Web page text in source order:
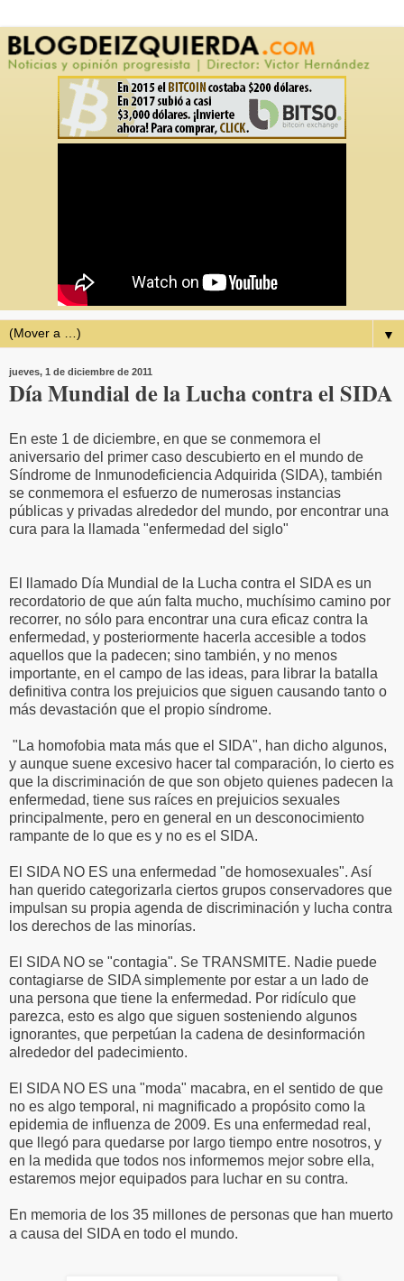
▼
jueves, 1 de diciembre de 2011
Día Mundial de la Lucha contra el SIDA
En este 1 de diciembre, en que se conmemora el
aniversario del primer caso descubierto en el mundo de
Síndrome de Inmunodeficiencia Adquirida (SIDA), también
se conmemora el esfuerzo de numerosas instancias
públicas y privadas alrededor del mundo, por encontrar una
cura para la llamada "enfermedad del siglo"
El llamado Día Mundial de la Lucha contra el SIDA es un
recordatorio de que aún falta mucho, muchísimo camino por
recorrer, no sólo para encontrar una cura eficaz contra la
enfermedad, y posteriormente hacerla accesible a todos
aquellos que la padecen; sino también, y no menos
importante, en el campo de las ideas, para librar la batalla
definitiva contra los prejuicios que siguen causando tanto o
más devastación que el propio síndrome.
"La homofobia mata más que el SIDA", han dicho algunos,
y aunque suene excesivo hacer tal comparación, lo cierto es
que la discriminación de que son objeto quienes padecen la
enfermedad, tiene sus raíces en prejuicios sexuales
principalmente, pero en general en un desconocimiento
rampante de lo que es y no es el SIDA.
El SIDA NO ES una enfermedad "de homosexuales". Así
han querido categorizarla ciertos grupos conservadores que
impulsan su propia agenda de discriminación y lucha contra
los derechos de las minorías.
El SIDA NO se "contagia". Se TRANSMITE. Nadie puede
contagiarse de SIDA simplemente por estar a un lado de
una persona que tiene la enfermedad. Por ridículo que
parezca, esto es algo que siguen sosteniendo algunos
ignorantes, que perpetúan la cadena de desinformación
alrededor del padecimiento.
El SIDA NO ES una "moda" macabra, en el sentido de que
no es algo temporal, ni magnificado a propósito como la
epidemia de influenza de 2009. Es una enfermedad real,
que llegó para quedarse por largo tiempo entre nosotros, y
en la medida que todos nos informemos mejor sobre ella,
estaremos mejor equipados para luchar en su contra.
En memoria de los 35 millones de personas que han muerto
a causa del SIDA en todo el mundo.